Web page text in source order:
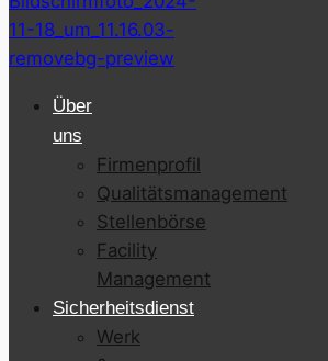
Über
uns
Firmenprofil
Qualitätsmanagement
Stellenbörse
Facility
Management
Sicherheitsdienst
Werk